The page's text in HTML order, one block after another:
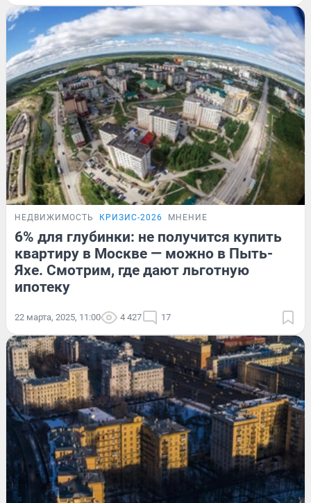
НЕДВИЖИМОСТЬ КРИЗИС-2026 МНЕНИЕ
6% для глубинки: не получится купить
квартиру в Москве — можно в Пыть-
Яхе. Смотрим, где дают льготную
ипотеку
22 марта, 2025, 11:00 4 427 17